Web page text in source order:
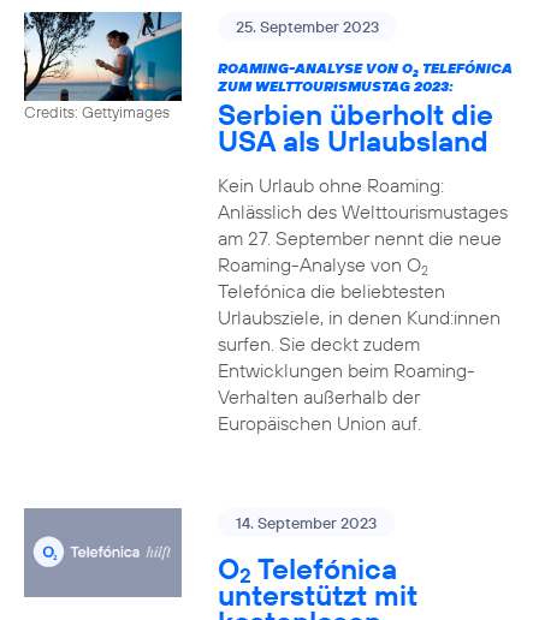
Credits: Gettyimages
25. September 2023
ROAMING-ANALYSE VON O2TELEFÓNICA
ZUM WELTTOURISMUSTAG 2023:
Serbien überholt die
USA als Urlaubsland
Kein Urlaub ohne Roaming:
Anlässlich des Welttourismustages
am 27. September nennt die neue
Roaming-Analyse von O2
Telefónica die beliebtesten
Urlaubsziele, in denen Kund:innen
surfen. Sie deckt zudem
Entwicklungen beim Roaming-
Verhalten außerhalb der
Europäischen Union auf.
14. September 2023
O2 Telefónica
unterstützt mit